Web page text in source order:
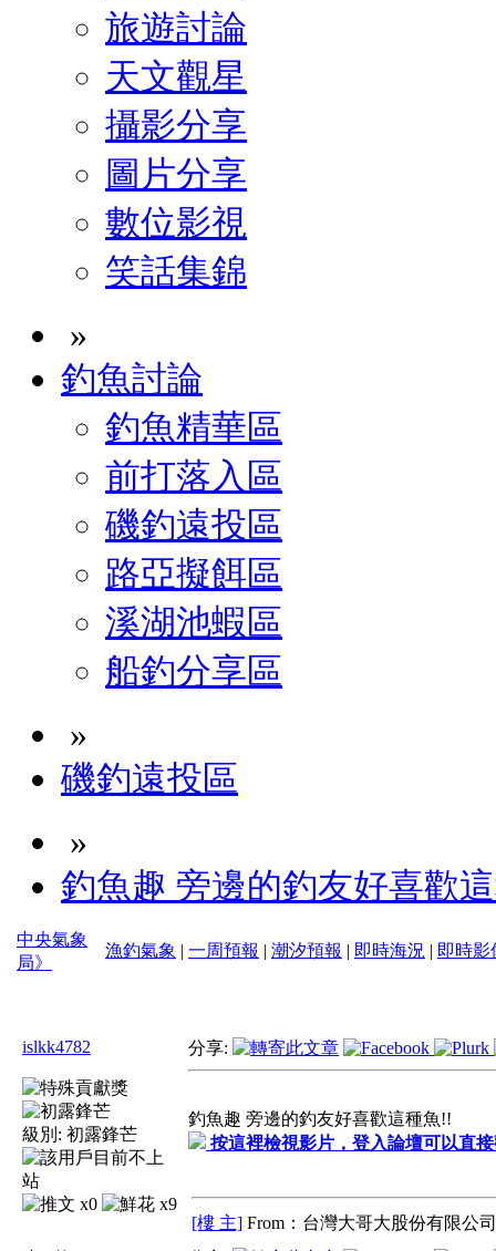
旅遊討論
天文觀星
攝影分享
圖片分享
數位影視
笑話集錦
»
釣魚討論
釣魚精華區
前打落入區
磯釣遠投區
路亞擬餌區
溪湖池蝦區
船釣分享區
»
磯釣遠投區
»
釣魚趣 旁邊的釣友好喜歡
中央氣象
局》
漁釣氣象 | 一周預報 | 潮汐預報 | 即時海況 | 即時影
islkk4782
級別: 初露鋒芒
x0 x9
分享:
釣魚趣 旁邊的釣友好喜歡這種魚!!
按這裡檢視影片，登入論壇可以直
[樓 主] From：台灣大哥大股份有限公